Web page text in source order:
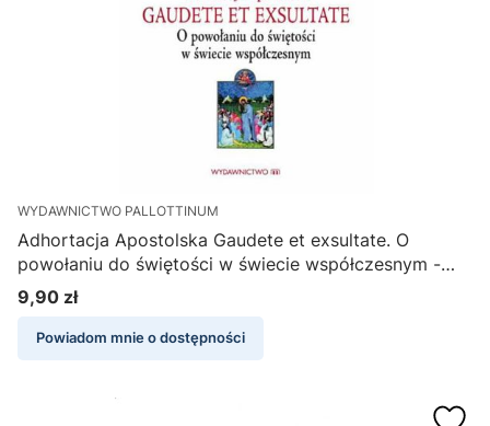
WYDAWNICTWO PALLOTTINUM
Adhortacja Apostolska Gaudete et exsultate. O
powołaniu do świętości w świecie współczesnym -
Papież Franciszek
Cena
9,90 zł
Powiadom mnie o dostępności